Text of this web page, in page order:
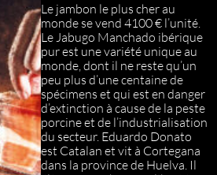
Le jambon le plus cher au
monde se vend 4100 € l’unité.
Le Jabugo Manchado ibérique
pur est une variété unique au
monde, dont il ne reste qu’un
peu plus d’une centaine de
spécimens et qui est en danger
d’extinction à cause de la peste
porcine et de l’industrialisation
du secteur. Eduardo Donato
est Catalan et vit à Cortegana
dans la province de Huelva. Il